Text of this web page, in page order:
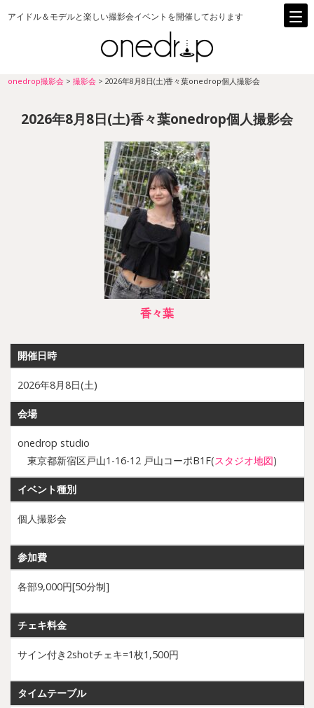
アイドル＆モデルと楽しい撮影会イベントを開催しております
onedrop撮影会 >撮影会 >2026年8月8日(土)香々葉onedrop個人撮影会
2026年8月8日(土)香々葉onedrop個人撮影会
香々葉
開催日時
2026年8月8日(土)
会場
onedrop studio
東京都新宿区戸山1-16-12 戸山コーポB1F(スタジオ地図)
イベント種別
個人撮影会
参加費
各部9,000円[50分制]
チェキ料金
サイン付き2shotチェキ=1枚1,500円
タイムテーブル